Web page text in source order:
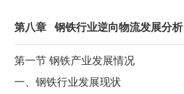
第八章 钢铁行业逆向物流发展分析
第一节 钢铁产业发展情况
一、钢铁行业发展现状